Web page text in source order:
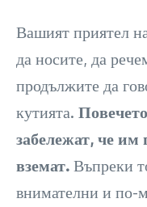
Вашият приятел
да носите, да
продължите да
кутията.
забележат, че
вземат.Въпреки
внимателни и по-